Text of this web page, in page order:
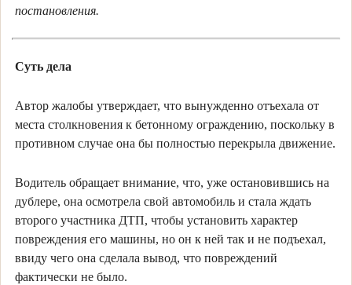
постановления.
Суть дела
Автор жалобы утверждает, что вынужденно отъехала от
места столкновения к бетонному ограждению, поскольку в
противном случае она бы полностью перекрыла движение.
Водитель обращает внимание, что, уже остановившись на
дублере, она осмотрела свой автомобиль и стала ждать
второго участника ДТП, чтобы установить характер
повреждения его машины, но он к ней так и не подъехал,
ввиду чего она сделала вывод, что повреждений
фактически не было.